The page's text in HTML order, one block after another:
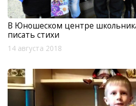
В Юношеском центре
писать стихи
14 августа 2018